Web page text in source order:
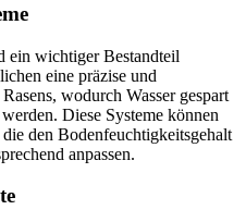
ein wichtiger Bestandteil
eine präzise und
wodurch Wasser gespart
Diese Systeme können
den Bodenfeuchtigkeitsgehalt
anpassen.